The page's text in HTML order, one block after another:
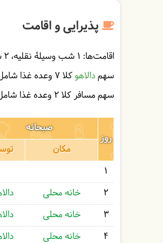
پذیرایی و اقامت
اقامت‌ها: 1 شب وسیلۀ نقلیه
2 شب اقامت‌گاه بوم‌گردی
سهمدالاهوکلا 7 وعده غذا شامل:
سهم مسافر کلا 2 وعده غذا شامل:
روز
صبحانه
مکان
1
2
خانه محلی
3
خانه محلی
4
خانه محلی